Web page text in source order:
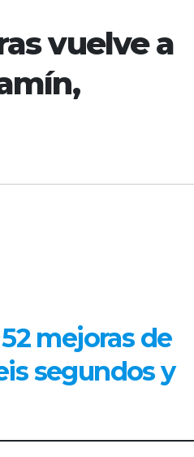
vuelve a
mejoras de
segundos y